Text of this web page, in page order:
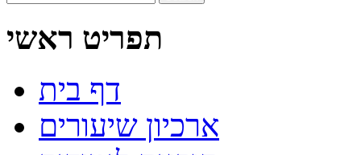
תפריט ראשי
דף בית
ארכיון שיעורים